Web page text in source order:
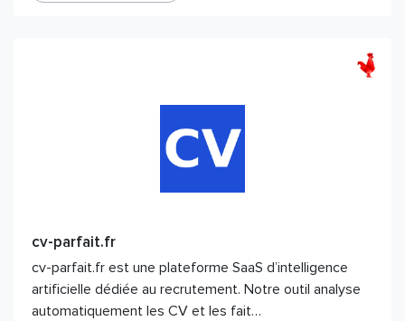
cv-parfait.fr
cv-parfait.fr est une plateforme SaaS d’intelligence
artificielle dédiée au recrutement. Notre outil analyse
automatiquement les CV et les fait…